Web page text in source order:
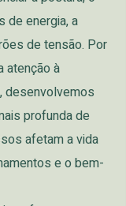
de energia, a
de tensão. Por
atenção à
desenvolvemos
profunda de
afetam a vida
e o bem-